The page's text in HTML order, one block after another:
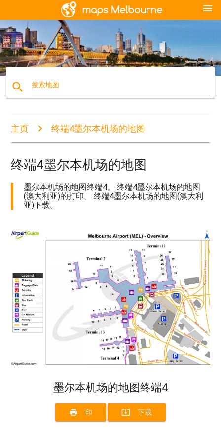
menu
search 搜索地图
主页 终端4墨尔本机场的地图
终端4墨尔本机场的地图
墨尔本机场的地图终端4。 终端4墨尔本机场的地图
(澳大利亚)的打印。 终端4墨尔本机场的地图(澳大利
亚)下载。
墨尔本机场的地图终端4
print 印 system_update_alt 下载